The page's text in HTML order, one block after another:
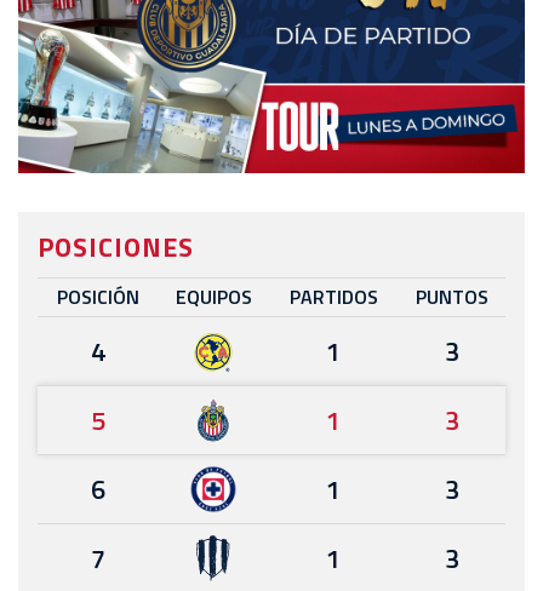
POSICIONES
POSICIÓN EQUIPOS PARTIDOS PUNTOS
4 1
3
5
1
3
6
1
3
7
1
3